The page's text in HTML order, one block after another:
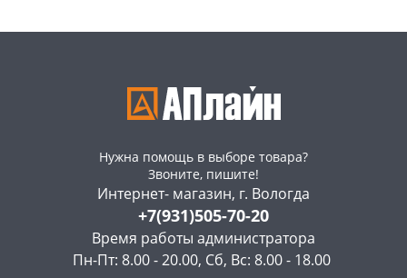
Нужна помощь в выборе товара?
Звоните, пишите!
Интернет- магазин, г. Вологда
+7(931)505-70-20
Время работы администратора
Пн-Пт: 8.00 - 20.00, Сб, Вс: 8.00 - 18.00